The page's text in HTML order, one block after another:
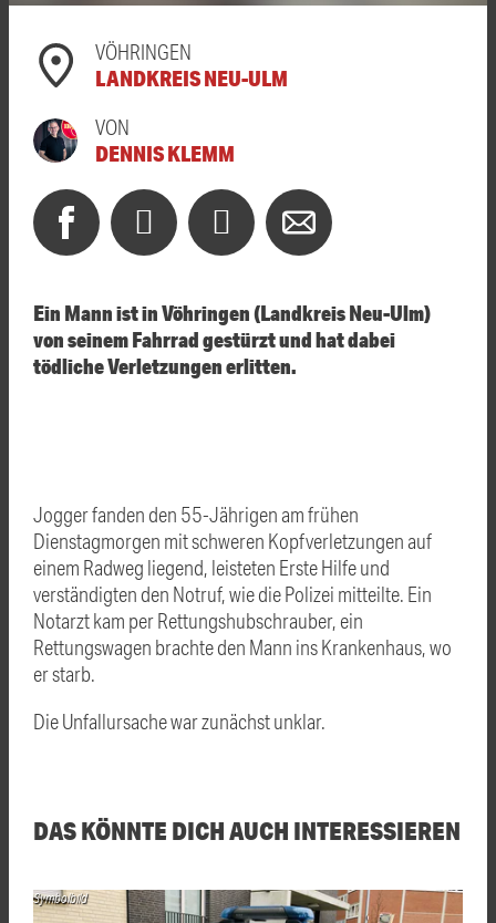
VÖHRINGEN
LANDKREIS NEU-ULM
VON
DENNIS KLEMM
Ein Mann ist in Vöhringen (Landkreis Neu-Ulm)
von seinem Fahrrad gestürzt und hat dabei
tödliche Verletzungen erlitten.
Jogger fanden den 55-Jährigen am frühen
Dienstagmorgen mit schweren Kopfverletzungen auf
einem Radweg liegend, leisteten Erste Hilfe und
verständigten den Notruf, wie die Polizei mitteilte. Ein
Notarzt kam per Rettungshubschrauber, ein
Rettungswagen brachte den Mann ins Krankenhaus, wo
er starb.
Die Unfallursache war zunächst unklar.
DAS KÖNNTE DICH AUCH INTERESSIEREN
Symbolbild